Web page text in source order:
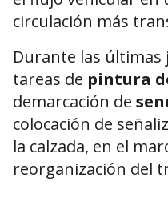
circulación más
Durante las últimas
tareas de pintura
demarcación de
colocación de
la calzada, en el
reorganización del